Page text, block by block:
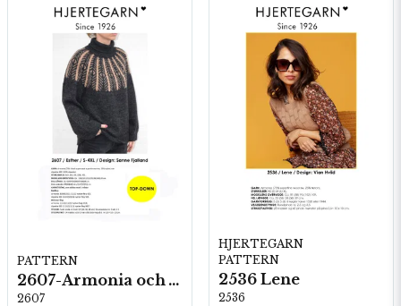
PATTERN
2607-Armonia och Alpaca 400
2607
HJERTEGARN
PATTERN
2536 Lene
2536